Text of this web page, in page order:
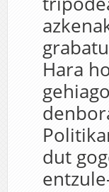
Hara
dut